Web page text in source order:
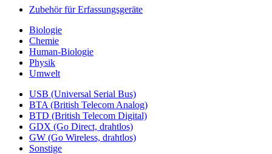
Zubehör für Erfassungsgeräte
Biologie
Chemie
Human-Biologie
Physik
Umwelt
USB (Universal Serial Bus)
BTA (British Telecom Analog)
BTD (British Telecom Digital)
GDX (Go Direct, drahtlos)
GW (Go Wireless, drahtlos)
Sonstige